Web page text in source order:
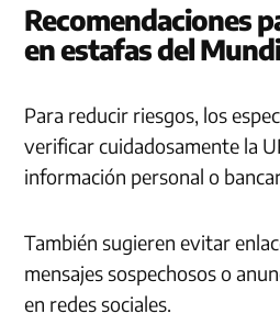
Recomendaciones
en estafas del
Para reducir riesgos, los
verificar cuidadosamente la
información personal o
También sugieren evitar
mensajes sospechosos o
en redes sociales.